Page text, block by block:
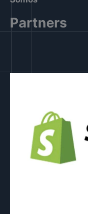
Partners